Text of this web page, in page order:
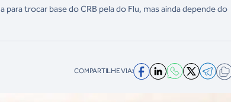
trocar base do CRB pela do Flu, mas ainda depende do
COMPARTILHE VIA: